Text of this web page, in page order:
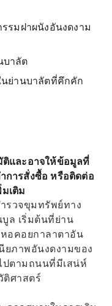
รมฝาผนังอันงดงาม
บาลัต
ย่านบาลัตที่คึกคัก
และอาจให้ข้อมูลที่
ารสั่งซื้อ หรือติดต่อ
เติม
รวจขุมทรัพย์ทาง
ล เริ่มต้นที่ย่าน
อคอยกาลาตาอัน
ภาพอันงดงามของ
ปตามถนนที่มีเสน่ห์
ติศาสตร์